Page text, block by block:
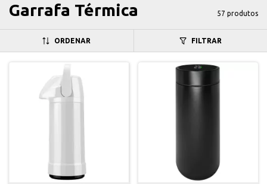
Garrafa Térmica 57 produtos
ORDENAR FILTRAR